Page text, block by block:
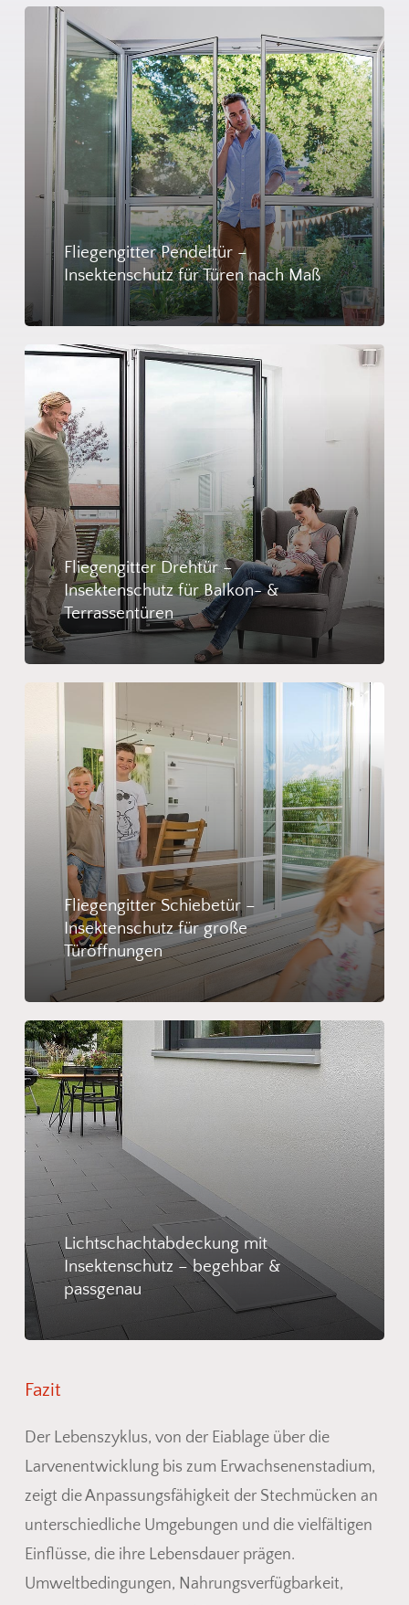
Es befinden sich keine Produkte
im Warenkorb.
Go To Shop
Fliegengitter Pendeltür –
Insektenschutz für Türen nach Maß
Fliegengitter Drehtür –
Insektenschutz für Balkon- &
Terrassentüren
Fliegengitter Schiebetür –
Insektenschutz für große
Türöffnungen
Lichtschachtabdeckung mit
Insektenschutz – begehbar &
passgenau
Fazit
Der Lebenszyklus, von der Eiablage über die
Larvenentwicklung bis zum Erwachsenenstadium,
zeigt die Anpassungsfähigkeit der Stechmücken an
unterschiedliche Umgebungen und die vielfältigen
Einflüsse, die ihre Lebensdauer prägen.
Umweltbedingungen, Nahrungsverfügbarkeit,